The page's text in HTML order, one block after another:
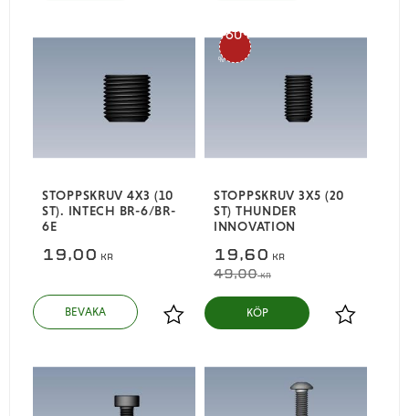
STOPPSKRUV 4X3 (10
ST). INTECH BR-6/BR-
6E
19,00 KR
Lägg till i favoriter
STOPPSKRUV 3X5 (20
ST) THUNDER
INNOVATION
19,60 KR
49,00KR
60
%
Lägg till i
KÖP